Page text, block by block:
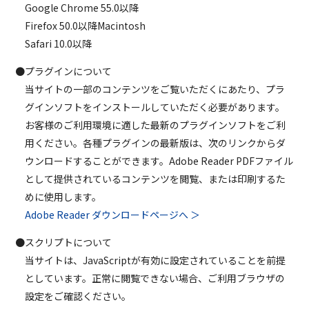
Google Chrome 55.0以降
Firefox 50.0以降Macintosh
Safari 10.0以降
●プラグインについて
当サイトの一部のコンテンツをご覧いただくにあたり、プラ
グインソフトをインストールしていただく必要があります。
お客様のご利用環境に適した最新のプラグインソフトをご利
用ください。各種プラグインの最新版は、次のリンクからダ
ウンロードすることができます。Adobe Reader PDFファイル
として提供されているコンテンツを閲覧、または印刷するた
めに使用します。
Adobe Reader ダウンロードページへ ＞
●スクリプトについて
当サイトは、JavaScriptが有効に設定されていることを前提
としています。正常に閲覧できない場合、ご利用ブラウザの
設定をご確認ください。